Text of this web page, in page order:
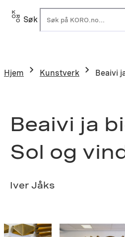
Hopp
Søk
Hjem Kunstverk Beaivi
Beaivi ja
Sol og
Iver Jåks